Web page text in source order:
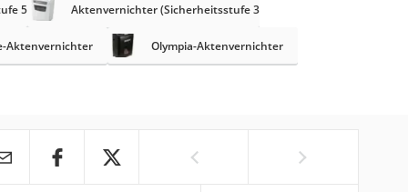
5) Aktenvernichter (Sicherheitsstufe 3)
Aktenvernichter Olympia-Aktenvernichter